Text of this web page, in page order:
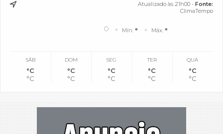
Atualizado às 21h00 - Fonte:
ClimaTempo
° Mín.° Máx.°
SÁB
°C
°C
DOM
°C
°C
SEG
°C
°C
TER
°C
°C
QUA
°C
°C